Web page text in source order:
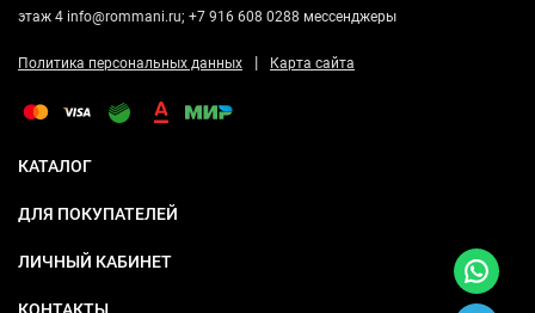
этаж 4 info@rommani.ru; +7 916 608 0288 мессенджеры
Политика персональных данных | Карта сайта
КАТАЛОГ
ДЛЯ ПОКУПАТЕЛЕЙ
ЛИЧНЫЙ КАБИНЕТ
КОНТАКТЫ